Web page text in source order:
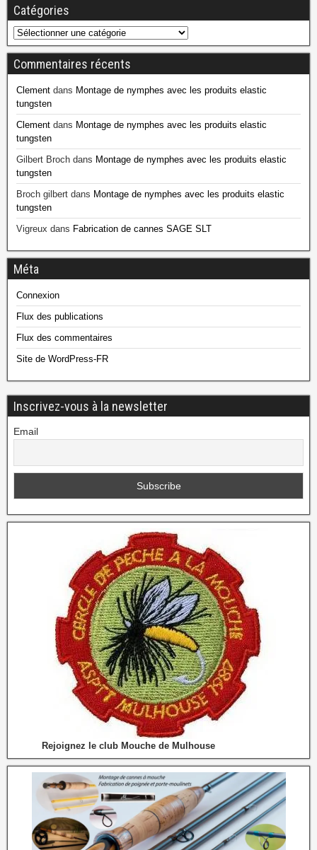
Catégories
Commentaires récents
Clement dans Montage de nymphes avec les produits elastic
tungsten
Clement dans Montage de nymphes avec les produits elastic
tungsten
Gilbert Broch dans Montage de nymphes avec les produits elastic
tungsten
Broch gilbert dans Montage de nymphes avec les produits elastic
tungsten
Vigreux dans Fabrication de cannes SAGE SLT
Méta
Connexion
Flux des publications
Flux des commentaires
Site de WordPress-FR
Inscrivez-vous à la newsletter
Email
Rejoignez le club Mouche de Mulhouse